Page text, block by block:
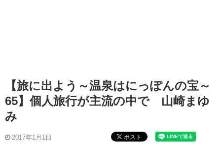
【旅に出よう～温泉はにっぽんの宝～
65】個人旅行が主流の中で 山崎まゆ
み
2017年1月1日 ポスト